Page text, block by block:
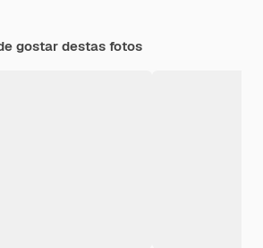
gostar destas fotos